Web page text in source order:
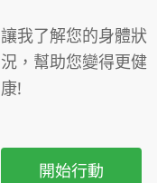
讓我了解您的身體狀
況，幫助您變得更健
康!
開始行動